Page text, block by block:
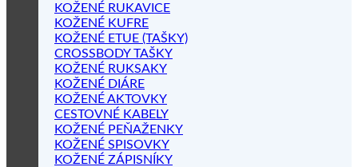
KOŽENÉ RUKAVICE
KOŽENÉ KUFRE
KOŽENÉ ETUE (TAŠKY)
CROSSBODY TAŠKY
KOŽENÉ RUKSAKY
KOŽENÉ DIÁRE
KOŽENÉ AKTOVKY
CESTOVNÉ KABELY
KOŽENÉ PEŇAŽENKY
KOŽENÉ SPISOVKY
KOŽENÉ ZÁPISNÍKY